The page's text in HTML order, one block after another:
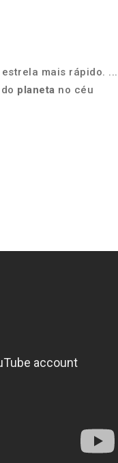
mais rápido. ...
planeta no céu